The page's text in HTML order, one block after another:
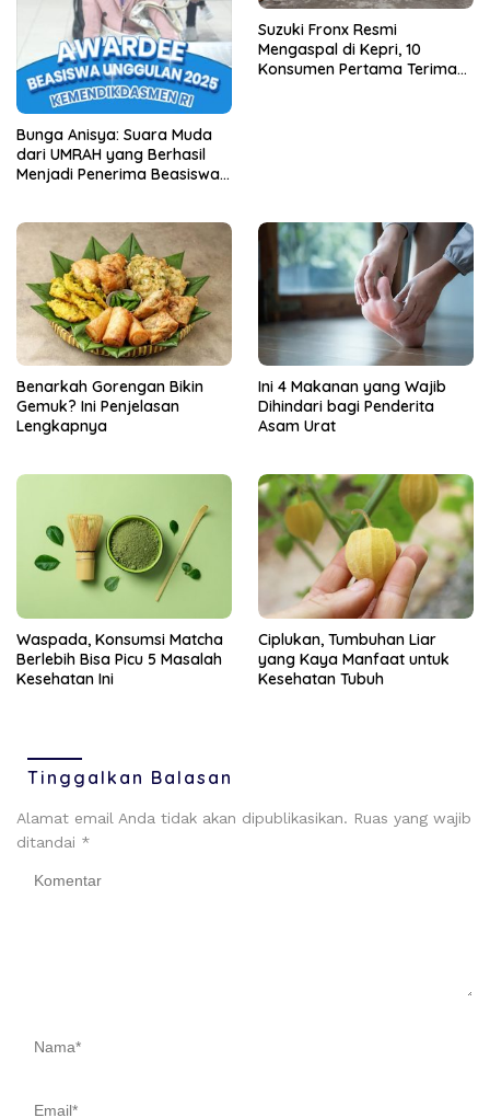
Bunga Anisya: Suara Muda
dari UMRAH yang Berhasil
Menjadi Penerima Beasiswa
Suzuki Fronx Resmi
Mengaspal di Kepri, 10
Konsumen Pertama Terima
Benarkah Gorengan Bikin
Gemuk? Ini Penjelasan
Lengkapnya
Ini 4 Makanan yang Wajib
Dihindari bagi Penderita
Asam Urat
Waspada, Konsumsi Matcha
Berlebih Bisa Picu 5 Masalah
Kesehatan Ini
Ciplukan, Tumbuhan Liar
yang Kaya Manfaat untuk
Kesehatan Tubuh
Tinggalkan Balasan
Alamat email Anda tidak akan dipublikasikan. Ruas yang wajib
ditandai *